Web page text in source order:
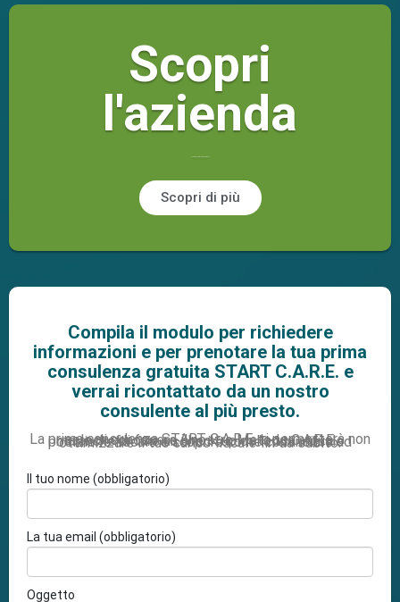
Scopri
l'azienda
Scopri di più
Compila il modulo per richiedere
informazioni e per prenotare la tua prima
consulenza gratuita START C.A.R.E. e
verrai ricontattato da un nostro
consulente al più presto.
La prima consulenza START C.A.R.E. ti permetterà non solo di conoscere il nostro Metodo C.A.R.E.
ma anche di fare un check up della tua attuale posizione fiscale e scoprire come cominciare ad ottimizzare il tuo carico fiscale fin da subito.
Il tuo nome (obbligatorio)
La tua email (obbligatorio)
Oggetto